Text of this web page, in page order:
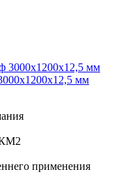
мм
КМ2
применения